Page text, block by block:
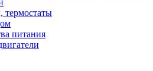
термостаты
питания